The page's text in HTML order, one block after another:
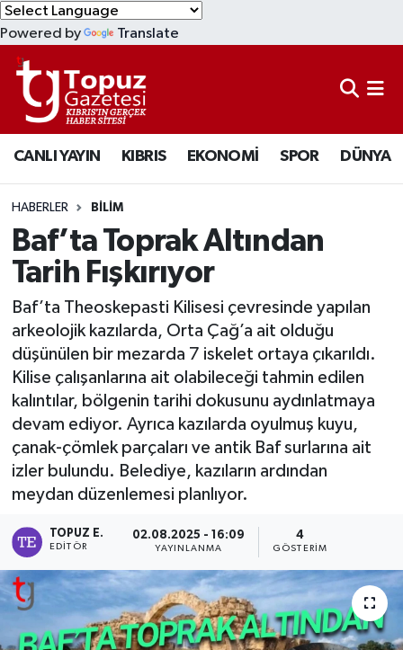
Powered by Translate
CANLI YAYIN KIBRIS EKONOMİ SPOR DÜNYA
HABERLER BİLİM
Baf’ta Toprak Altından
Tarih Fışkırıyor
Baf’ta Theoskepasti Kilisesi çevresinde yapılan
arkeolojik kazılarda, Orta Çağ’a ait olduğu
düşünülen bir mezarda 7 iskelet ortaya çıkarıldı.
Kilise çalışanlarına ait olabileceği tahmin edilen
kalıntılar, bölgenin tarihi dokusunu aydınlatmaya
devam ediyor. Ayrıca kazılarda oyulmuş kuyu,
çanak-çömlek parçaları ve antik Baf surlarına ait
izler bulundu. Belediye, kazıların ardından
meydan düzenlemesi planlıyor.
TOPUZ E.
EDITÖR
02.08.2025 - 16:09
YAYINLANMA
4
GÖSTERIM
KIBRIS
DÜNYA
EKONOMİ
MAGAZİN
SAĞLIK
SPOR
TEKNOLOJİ
TÜRKİYE
Lefkoşa Nöbetçi Eczaneler
Lefkoşa Hava Durumu
Lefkoşa Trafik Yoğunluk Haritası
Süper Lig Puan Durumu ve Fikstür
Tüm Manşetler
Son Dakika Haberleri
Haber Arşivi